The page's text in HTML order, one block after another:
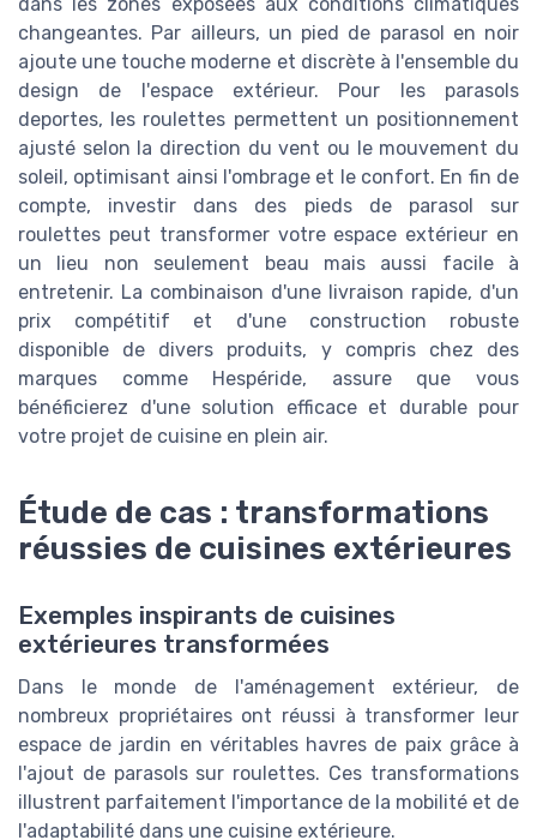
changeantes. Par ailleurs, un pied de parasol en noir
ajoute une touche moderne et discrète à l'ensemble du
design de l'espace extérieur. Pour les parasols
deportes, les roulettes permettent un positionnement
ajusté selon la direction du vent ou le mouvement du
soleil, optimisant ainsi l'ombrage et le confort. En fin de
compte, investir dans des pieds de parasol sur
roulettes peut transformer votre espace extérieur en
un lieu non seulement beau mais aussi facile à
entretenir. La combinaison d'une livraison rapide, d'un
prix compétitif et d'une construction robuste
disponible de divers produits, y compris chez des
marques comme Hespéride, assure que vous
bénéficierez d'une solution efficace et durable pour
votre projet de cuisine en plein air.
Étude de cas : transformations
réussies de cuisines extérieures
Exemples inspirants de cuisines
extérieures transformées
Dans le monde de l'aménagement extérieur, de
nombreux propriétaires ont réussi à transformer leur
espace de jardin en véritables havres de paix grâce à
l'ajout de parasols sur roulettes. Ces transformations
illustrent parfaitement l'importance de la mobilité et de
l'adaptabilité dans une cuisine extérieure.